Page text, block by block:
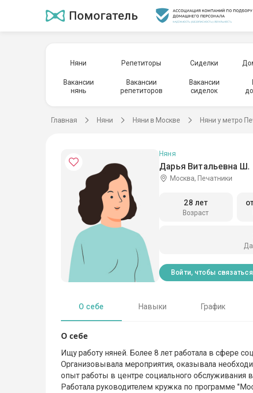
Помогатель
Няни Репетиторы Сиделки
Вакансии
нянь
Вакансии
репетиторов
Вакансии
сиделок
Главная Няни Няни в Москве Няни у метро
Дарья Витальевна Ш.
Няня
Москва, Печатники
Возраст
28 лет
Войти, чтобы связаться
О себе Навыки График
О себе
Ищу работу няней. Более 8 лет работала в сфере
Организовывала мероприятия, оказывала
опыт работы в центре социального обслуживания
Работала руководителем кружка по программе